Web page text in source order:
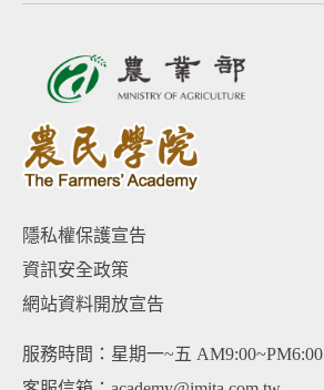
隱私權保護宣告
資訊安全政策
網站資料開放宣告
服務時間：星期一~五 AM9:00~PM6:00